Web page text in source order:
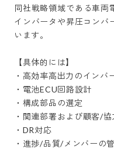
同社戦略領域である車両
インバータや昇圧コンバ
います。
【具体的には】
・高効率高出力のイン
・電池ECU回路設計
・構成部品の選定
・関連部署および顧客/
・DR対応
・進捗/品質/メンバーの